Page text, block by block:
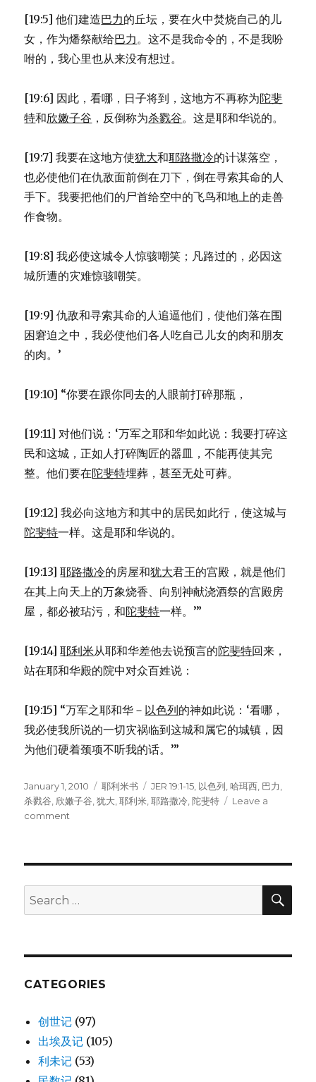
[19:5] 他们建造巴力的丘坛，要在火中焚烧自己的儿
女，作为燔祭献给巴力。这不是我命令的，不是我吩
咐的，我心里也从来没有想过。
[19:6] 因此，看哪，日子将到，这地方不再称为陀斐
特和欣嫩子谷 ，反倒称为杀戮谷。这是耶和华说的。
[19:7] 我要在这地方使犹大和耶路撒冷的计谋落空，
也必使他们在仇敌面前倒在刀下，倒在寻索其命的人
手下。我要把他们的尸首给空中的飞鸟和地上的走兽
作食物。
[19:8] 我必使这城令人惊骇嘲笑；凡路过的，必因这
城所遭的灾难惊骇嘲笑。
[19:9] 仇敌和寻索其命的人追逼他们，使他们落在围
困窘迫之中，我必使他们各人吃自己儿女的肉和朋友
的肉。’
[19:10] “你要在跟你同去的人眼前打碎那瓶，
[19:11] 对他们说：‘万军之耶和华如此说：我要打碎这
民和这城，正如人打碎陶匠的器皿，不能再使其完
整。他们要在陀斐特埋葬，甚至无处可葬。
[19:12] 我必向这地方和其中的居民如此行，使这城与
陀斐特一样。这是耶和华说的。
[19:13]耶路撒冷的房屋和犹大君王的宫殿，就是他们
在其上向天上的万象烧香、向别神献浇酒祭的宫殿房
屋，都必被玷污，和陀斐特一样。’”
[19:14]耶利米从耶和华差他去说预言的陀斐特回来，
站在耶和华殿的院中对众百姓说：
[19:15] “万军之耶和华－ 以色列的神如此说：‘看哪，
我必使我所说的一切灾祸临到这城和属它的城镇，因
为他们硬着颈项不听我的话。’”
Posted
on
January 1, 2010 Categories
耶利米书 Tags
JER 19:1-15 以色列 ,哈珥西 巴力
杀戮谷 欣嫩子谷 ,犹大 ,耶利米 ,耶路撒冷 ,陀斐特
Leave a
comment
(JER
19:1-
Search
for:
CATEGORIES
创世记 (97)
出埃及记 (105)
利未记 (53)